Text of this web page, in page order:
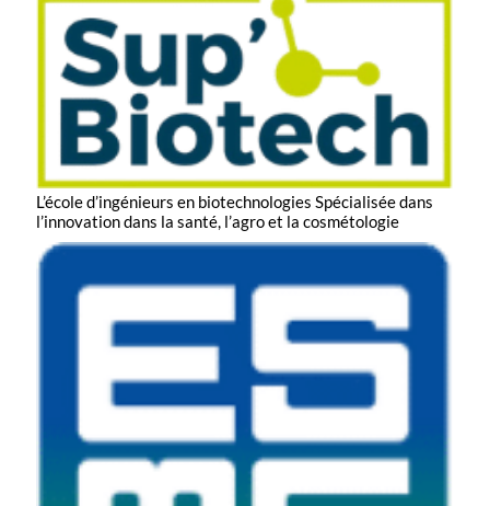
L’école d’ingénieurs en biotechnologies Spécialisée dans
l’innovation dans la santé, l’agro et la cosmétologie